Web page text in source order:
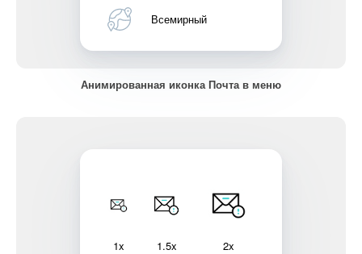
Всемирный
Анимированная иконка Почта в меню
1x 1.5x 2x